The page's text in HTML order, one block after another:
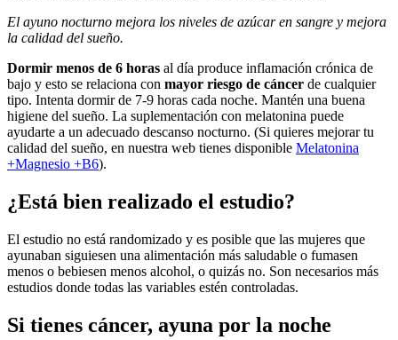
El ayuno nocturno mejora los niveles de azúcar en sangre y mejora
la calidad del sueño.
Dormir menos de 6 horas al día produce inflamación crónica de
bajo y esto se relaciona con mayor riesgo de cáncer de cualquier
tipo. Intenta dormir de 7-9 horas cada noche. Mantén una buena
higiene del sueño. La suplementación con melatonina puede
ayudarte a un adecuado descanso nocturno. (Si quieres mejorar tu
calidad del sueño, en nuestra web tienes disponible Melatonina
+Magnesio +B6).
¿Está bien realizado el estudio?
El estudio no está randomizado y es posible que las mujeres que
ayunaban siguiesen una alimentación más saludable o fumasen
menos o bebiesen menos alcohol, o quizás no. Son necesarios más
estudios donde todas las variables estén controladas.
Si tienes cáncer, ayuna por la noche